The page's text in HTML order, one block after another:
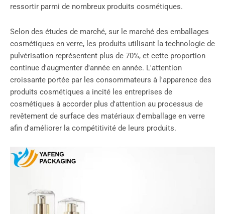
ressortir parmi de nombreux produits cosmétiques.
Selon des études de marché, sur le marché des emballages
cosmétiques en verre, les produits utilisant la technologie de
pulvérisation représentent plus de 70%, et cette proportion
continue d'augmenter d'année en année. L'attention
croissante portée par les consommateurs à l'apparence des
produits cosmétiques a incité les entreprises de
cosmétiques à accorder plus d'attention au processus de
revêtement de surface des matériaux d'emballage en verre
afin d'améliorer la compétitivité de leurs produits.